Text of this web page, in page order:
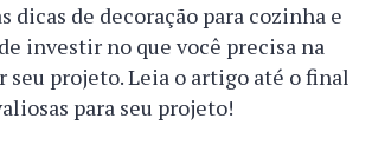
dicas de decoração para cozinha e
investir no que você precisa na
seu projeto. Leia o artigo até o final
para seu projeto!